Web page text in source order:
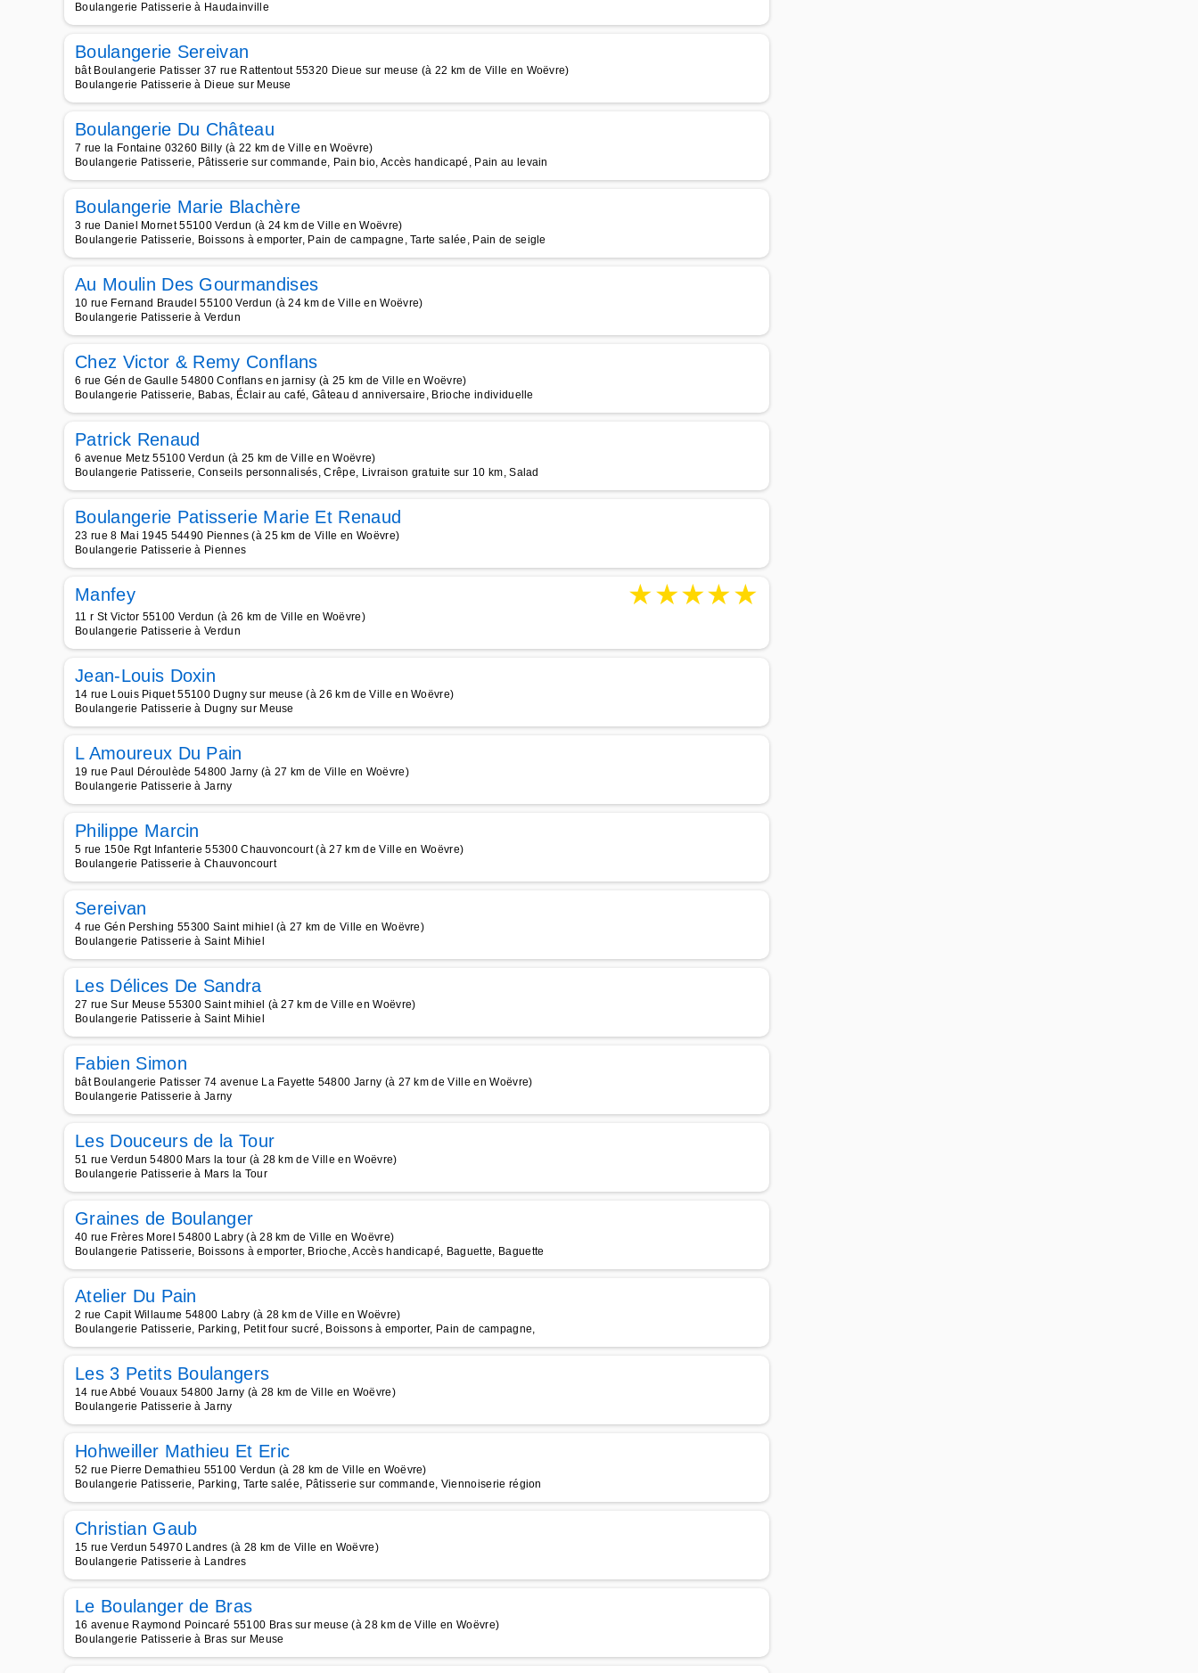
Boulangerie Patisserie à Haudainville
Boulangerie Sereivan
bât Boulangerie Patisser 37 rue Rattentout 55320 Dieue sur meuse (à 22 km de Ville en Woëvre)
Boulangerie Patisserie à Dieue sur Meuse
Boulangerie Du Château
7 rue la Fontaine 03260 Billy (à 22 km de Ville en Woëvre)
Boulangerie Patisserie, Pâtisserie sur commande, Pain bio, Accès handicapé, Pain au levain
Boulangerie Marie Blachère
3 rue Daniel Mornet 55100 Verdun (à 24 km de Ville en Woëvre)
Boulangerie Patisserie, Boissons à emporter, Pain de campagne, Tarte salée, Pain de seigle
Au Moulin Des Gourmandises
10 rue Fernand Braudel 55100 Verdun (à 24 km de Ville en Woëvre)
Boulangerie Patisserie à Verdun
Chez Victor & Remy Conflans
6 rue Gén de Gaulle 54800 Conflans en jarnisy (à 25 km de Ville en Woëvre)
Boulangerie Patisserie, Babas, Éclair au café, Gâteau d anniversaire, Brioche individuelle
Patrick Renaud
6 avenue Metz 55100 Verdun (à 25 km de Ville en Woëvre)
Boulangerie Patisserie, Conseils personnalisés, Crêpe, Livraison gratuite sur 10 km, Salad
Boulangerie Patisserie Marie Et Renaud
23 rue 8 Mai 1945 54490 Piennes (à 25 km de Ville en Woëvre)
Boulangerie Patisserie à Piennes
Manfey ★★★★★
11 r St Victor 55100 Verdun (à 26 km de Ville en Woëvre)
Boulangerie Patisserie à Verdun
Jean-Louis Doxin
14 rue Louis Piquet 55100 Dugny sur meuse (à 26 km de Ville en Woëvre)
Boulangerie Patisserie à Dugny sur Meuse
L Amoureux Du Pain
19 rue Paul Déroulède 54800 Jarny (à 27 km de Ville en Woëvre)
Boulangerie Patisserie à Jarny
Philippe Marcin
5 rue 150e Rgt Infanterie 55300 Chauvoncourt (à 27 km de Ville en Woëvre)
Boulangerie Patisserie à Chauvoncourt
Sereivan
4 rue Gén Pershing 55300 Saint mihiel (à 27 km de Ville en Woëvre)
Boulangerie Patisserie à Saint Mihiel
Les Délices De Sandra
27 rue Sur Meuse 55300 Saint mihiel (à 27 km de Ville en Woëvre)
Boulangerie Patisserie à Saint Mihiel
Fabien Simon
bât Boulangerie Patisser 74 avenue La Fayette 54800 Jarny (à 27 km de Ville en Woëvre)
Boulangerie Patisserie à Jarny
Les Douceurs de la Tour
51 rue Verdun 54800 Mars la tour (à 28 km de Ville en Woëvre)
Boulangerie Patisserie à Mars la Tour
Graines de Boulanger
40 rue Frères Morel 54800 Labry (à 28 km de Ville en Woëvre)
Boulangerie Patisserie, Boissons à emporter, Brioche, Accès handicapé, Baguette, Baguette
Atelier Du Pain
2 rue Capit Willaume 54800 Labry (à 28 km de Ville en Woëvre)
Boulangerie Patisserie, Parking, Petit four sucré, Boissons à emporter, Pain de campagne,
Les 3 Petits Boulangers
14 rue Abbé Vouaux 54800 Jarny (à 28 km de Ville en Woëvre)
Boulangerie Patisserie à Jarny
Hohweiller Mathieu Et Eric
52 rue Pierre Demathieu 55100 Verdun (à 28 km de Ville en Woëvre)
Boulangerie Patisserie, Parking, Tarte salée, Pâtisserie sur commande, Viennoiserie région
Christian Gaub
15 rue Verdun 54970 Landres (à 28 km de Ville en Woëvre)
Boulangerie Patisserie à Landres
Le Boulanger de Bras
16 avenue Raymond Poincaré 55100 Bras sur meuse (à 28 km de Ville en Woëvre)
Boulangerie Patisserie à Bras sur Meuse